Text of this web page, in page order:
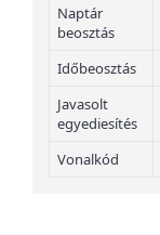
Naptár
beosztás
Időbeosztás
Javasolt
egyediesítés
Vonalkód